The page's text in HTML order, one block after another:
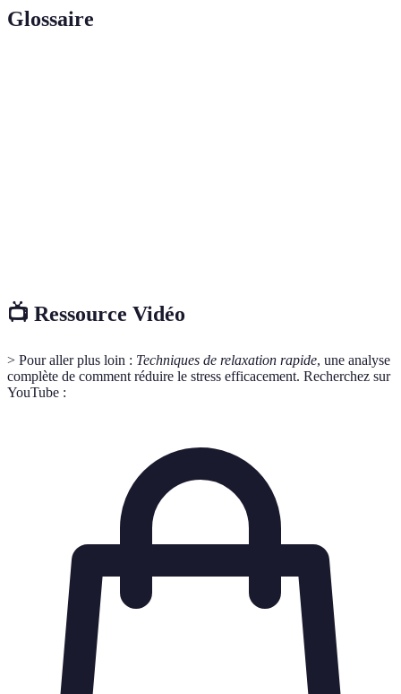
Glossaire
📺 Ressource Vidéo
> Pour aller plus loin : Techniques de relaxation rapide, une analyse
complète de comment réduire le stress efficacement. Recherchez sur
YouTube :